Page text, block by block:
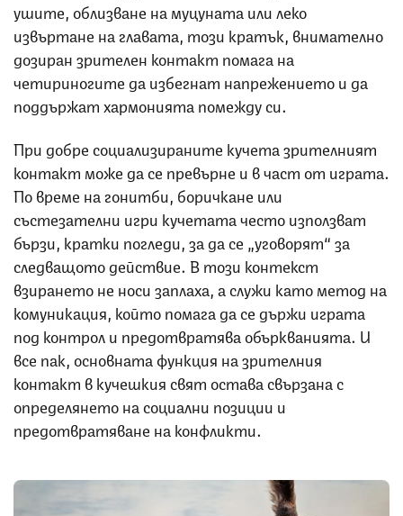
ушите, облизване на муцуната или леко
извъртане на главата, този кратък, внимателно
дозиран зрителен контакт помага на
четириногите да избегнат напрежението и да
поддържат хармонията помежду си.
При добре социализираните кучета зрителният
контакт може да се превърне и в част от играта.
По време на гонитби, боричкане или
състезателни игри кучетата често използват
бързи, кратки погледи, за да се „уговорят“ за
следващото действие. В този контекст
взирането не носи заплаха, а служи като метод на
комуникация, който помага да се държи играта
под контрол и предотвратява объркванията. И
все пак, основната функция на зрителния
контакт в кучешкия свят остава свързана с
определянето на социални позиции и
предотвратяване на конфликти.